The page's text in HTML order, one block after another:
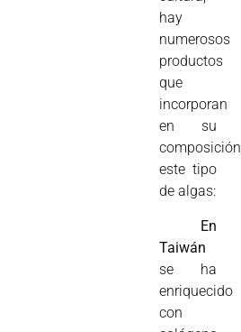
hay
numerosos
productos
que
incorporan
en su
composición
este tipo
de algas:
En
Taiwán
se ha
enriquecido
con